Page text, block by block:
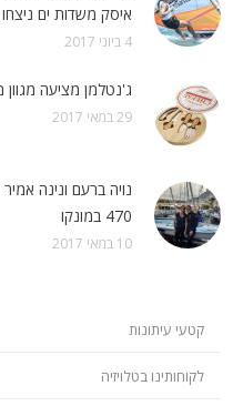
איסק משדות ים
4 ביוני 2017
ג'נטלמן מציעה
29 במאי 2017
נויה ברעם ונינה
470 במונקו
10 במאי 2017
קטעי עיתונות
לקוחותינו בטלויזיה